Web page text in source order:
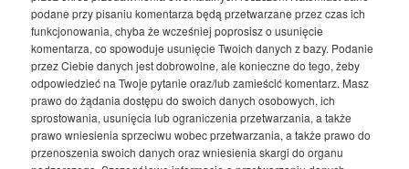
podane przy pisaniu komentarza będą przetwarzane przez czas ich
funkcjonowania, chyba że wcześniej poprosisz o usunięcie
komentarza, co spowoduje usunięcie Twoich danych z bazy. Podanie
przez Ciebie danych jest dobrowolne, ale konieczne do tego, żeby
odpowiedzieć na Twoje pytanie oraz/lub zamieścić komentarz. Masz
prawo do żądania dostępu do swoich danych osobowych, ich
sprostowania, usunięcia lub ograniczenia przetwarzania, a także
prawo wniesienia sprzeciwu wobec przetwarzania, a także prawo do
przenoszenia swoich danych oraz wniesienia skargi do organu